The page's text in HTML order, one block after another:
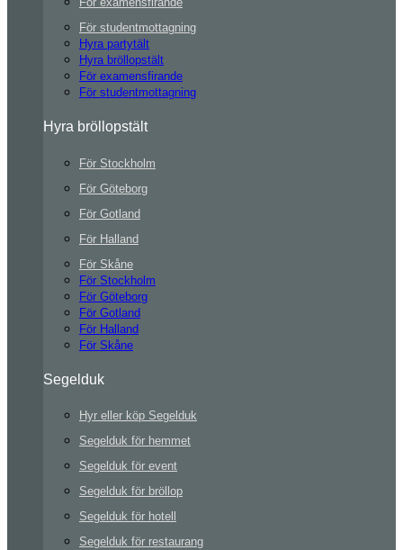
För studentmottagning
Hyra partytält
Hyra bröllopstält
För examensfirande
För studentmottagning
Hyra bröllopstält
För Stockholm
För Göteborg
För Gotland
För Halland
För Skåne
För Stockholm
För Göteborg
För Gotland
För Halland
För Skåne
Segelduk
Hyr eller köp Segelduk
Segelduk för hemmet
Segelduk för event
Segelduk för bröllop
Segelduk för hotell
Segelduk för restaurang